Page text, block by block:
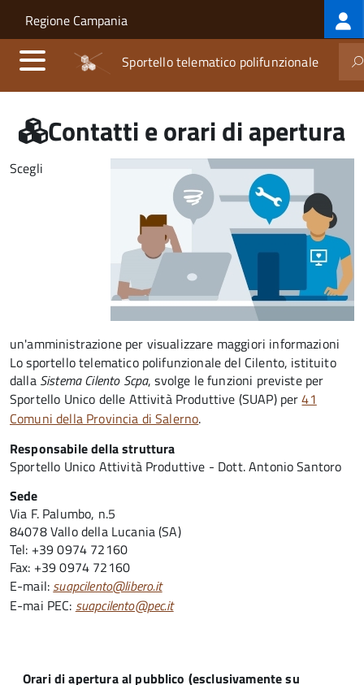
Salta al contenuto principale
Skip to site navigation
Regione Campania
Sportello telematico polifunzionale
Contatti e orari di apertura
Scegli
un'amministrazione per visualizzare maggiori informazioni
Losportello telematico polifunzionale del Cilento, istituito
dalla Sistema Cilento Scpa, svolge le funzioni previste per
Sportello Unico delle Attività Produttive (SUAP) per41
Comuni della Provincia di Salerno.
Responsabile della struttura
Sportello Unico Attività Produttive - Dott. Antonio Santoro
Sede
Via F. Palumbo, n.5
84078 Vallo della Lucania (SA)
Tel: +39 0974 72160
Fax: +39 0974 72160
E-mail: suapcilento@libero.it
E-mai PEC: suapcilento@pec.it
Orari di apertura al pubblico (esclusivamente su